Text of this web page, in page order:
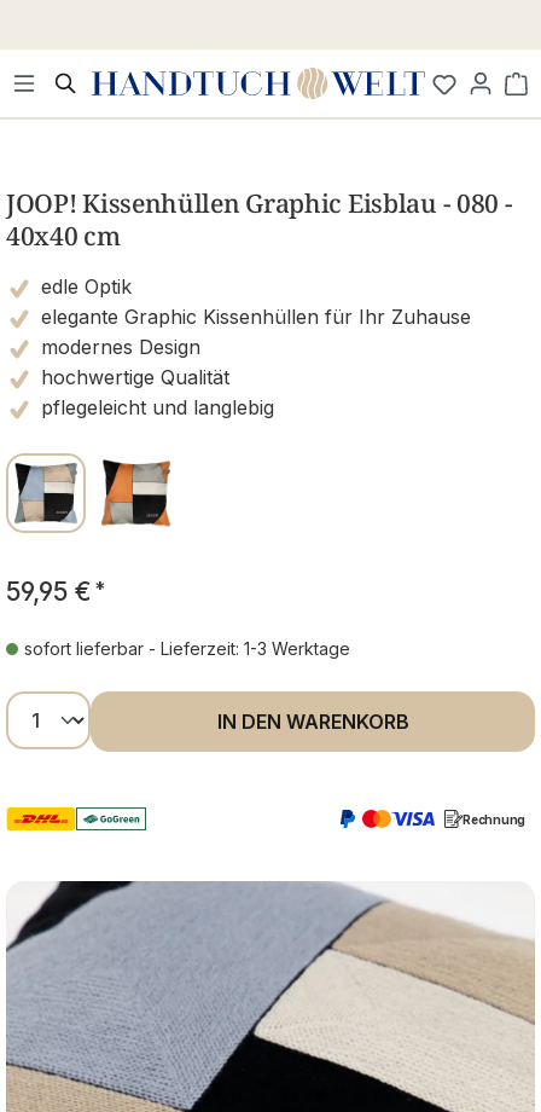
JOOP! Kissenhüllen Graphic Eisblau - 080 -
40x40 cm
edle Optik
elegante Graphic Kissenhüllen für Ihr Zuhause
modernes Design
hochwertige Qualität
pflegeleicht und langlebig
59,95 € *
sofort lieferbar - Lieferzeit: 1-3 Werktage
Produkt Anzahl: Gib den gewünschten
IN DEN WARENKORB
Rechnung